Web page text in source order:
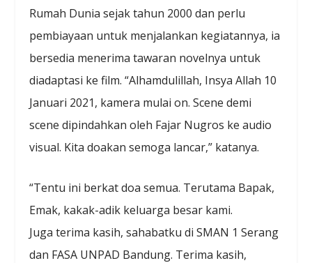
Rumah Dunia sejak tahun 2000 dan perlu
pembiayaan untuk menjalankan kegiatannya, ia
bersedia menerima tawaran novelnya untuk
diadaptasi ke film. “Alhamdulillah, Insya Allah 10
Januari 2021, kamera mulai on. Scene demi
scene dipindahkan oleh Fajar Nugros ke audio
visual. Kita doakan semoga lancar,” katanya.
“Tentu ini berkat doa semua. Terutama Bapak,
Emak, kakak-adik keluarga besar kami.
Juga terima kasih, sahabatku di SMAN 1 Serang
dan FASA UNPAD Bandung. Terima kasih,